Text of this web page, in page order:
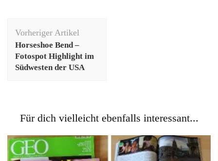
Vorheriger Artikel
Horseshoe Bend –
Fotospot Highlight im
Südwesten der USA
Für dich vielleicht ebenfalls interessant...